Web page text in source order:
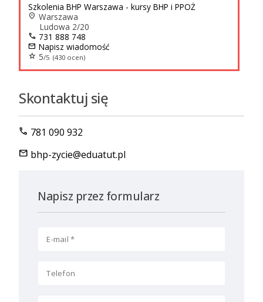
Szkolenia BHP Warszawa - kursy BHP i PPOŻ
location_on Warszawa
Ludowa 2/20
call 731 888 748
mail Napisz wiadomość
star 5/5 (430 ocen)
Skontaktuj się
call 781 090 932
mail bhp-zycie@eduatut.pl
Napisz przez formularz